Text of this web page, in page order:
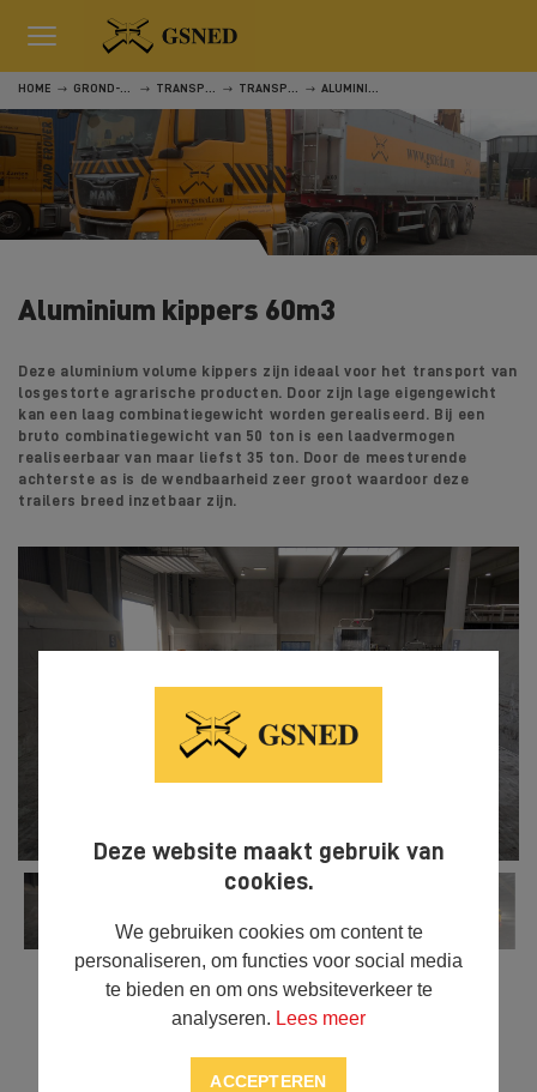
Deze website maakt gebruik van
cookies.
We gebruiken cookies om content te
personaliseren, om functies voor social media
te bieden en om ons websiteverkeer te
analyseren. Lees meer
ACCEPTEREN
HOME GROND-, WEG- EN WATERWERKEN TRANSPORT TRANSPORT ALUMINIUM KIPPERS 60M3
Aluminium kippers 60m3
Deze aluminium volume kippers zijn ideaal voor het transport van
losgestorte agrarische producten. Door zijn lage eigengewicht
kan een laag combinatiegewicht worden gerealiseerd. Bij een
bruto combinatiegewicht van 50 ton is een laadvermogen
realiseerbaar van maar liefst 35 ton. Door de meesturende
achterste as is de wendbaarheid zeer groot waardoor deze
trailers breed inzetbaar zijn.